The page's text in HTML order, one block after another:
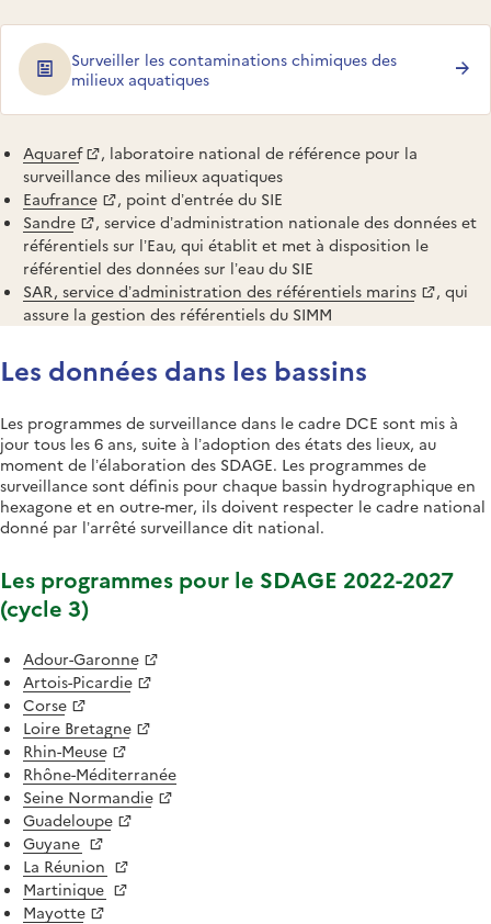
Surveiller les contaminations chimiques des
milieux aquatiques
Aquaref
, laboratoire national de référence pour la
surveillance des milieux aquatiques
Eaufrance
, point d’entrée du SIE
Sandre
, service d’administration nationale des données et
référentiels sur l’Eau, qui établit et met à disposition le
référentiel des données sur l’eau du SIE
SAR, service d’administration des référentiels marins
, qui
assure la gestion des référentiels du SIMM
Les données dans les bassins
Les programmes de surveillance dans le cadre DCE sont mis à
jour tous les 6 ans, suite à l’adoption des états des lieux, au
moment de l’élaboration des SDAGE. Les programmes de
surveillance sont définis pour chaque bassin hydrographique en
hexagone et en outre-mer, ils doivent respecter le cadre national
donné par l’arrêté surveillance dit national.
Les programmes pour le SDAGE 2022-2027
(cycle 3)
Adour-Garonne
Artois-Picardie
Corse
Loire Bretagne
Rhin-Meuse
Rhône-Méditerranée
Seine Normandie
Guadeloupe
Guyane
La Réunion
Martinique
Mayotte